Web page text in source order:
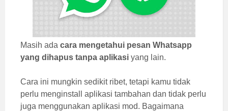
Masih ada cara mengetahui pesan Whatsapp
yang dihapus tanpa aplikasi yang lain.
Cara ini mungkin sedikit ribet, tetapi kamu tidak
perlu menginstall aplikasi tambahan dan tidak perlu
juga menggunakan aplikasi mod. Bagaimana